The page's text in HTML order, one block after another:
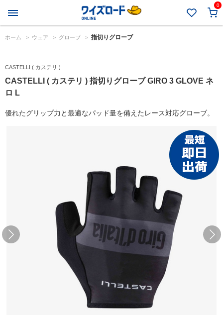
0
ホーム > ウェア > グローブ > 指切りグローブ
CASTELLI ( カステリ )
CASTELLI ( カステリ ) 指切りグローブ GIRO 3 GLOVE ネ
ロ L
優れたグリップ力と最適なパッド量を備えたレース対応グローブ。